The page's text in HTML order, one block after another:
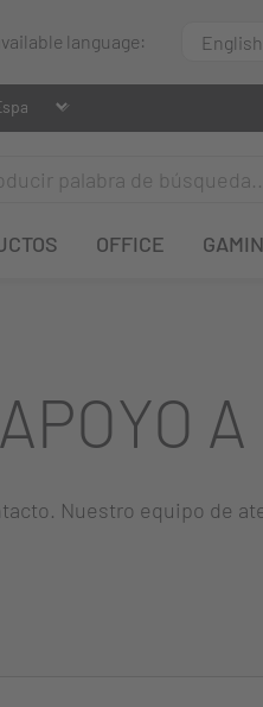
language:
OFFICE
APOYO
Nuestro equipo de